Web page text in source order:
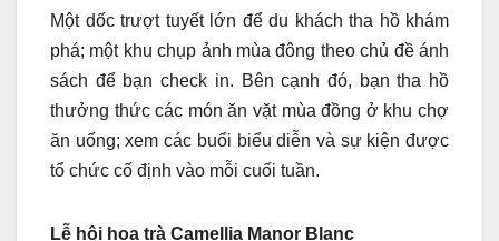
Một dốc trượt tuyết lớn để du khách tha hồ khám
phá; một khu chụp ảnh mùa đông theo chủ đề ánh
sách để bạn check in. Bên cạnh đó, bạn tha hồ
thưởng thức các món ăn vặt mùa đồng ở khu chợ
ăn uống; xem các buổi biểu diễn và sự kiện được
tổ chức cố định vào mỗi cuối tuần.
Lễ hội hoa trà Camellia Manor Blanc